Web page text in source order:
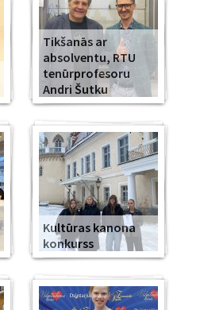
Tikšanās ar
absolventu, RTU
tenūrprofesoru
Andri Šutku
Kultūras kanona
konkurss